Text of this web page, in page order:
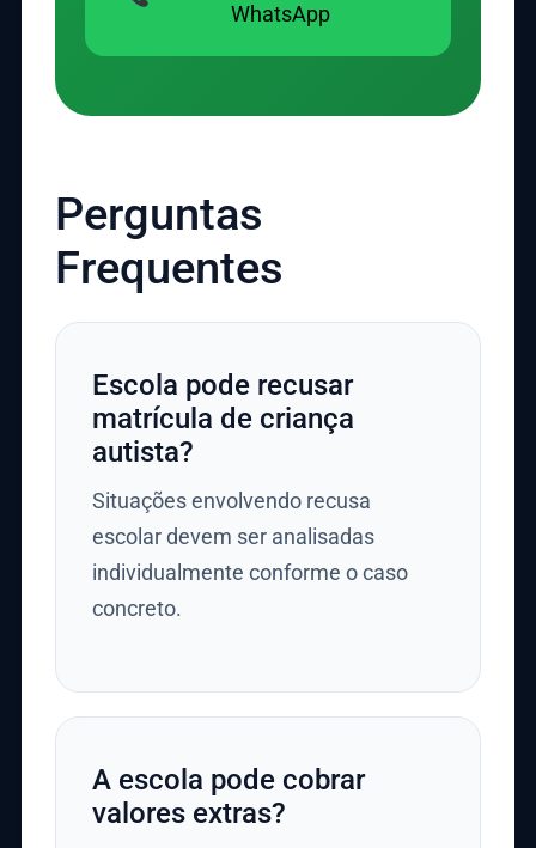
WhatsApp
Perguntas
Frequentes
Escola pode recusar
matrícula de criança
autista?
Situações envolvendo recusa
escolar devem ser analisadas
individualmente conforme o caso
concreto.
A escola pode cobrar
valores extras?